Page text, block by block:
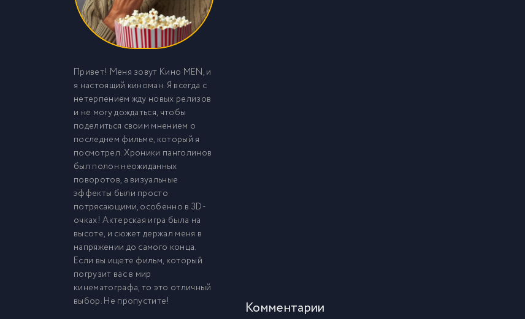
Привет! Меня зовут Кино MEN, и
я настоящий киноман. Я всегда с
нетерпением жду новых релизов
и не могу дождаться, чтобы
поделиться своим мнением о
последнем фильме, который я
посмотрел. Хроники панголинов
был полон неожиданных
поворотов, а визуальные
эффекты были просто
потрясающими, особенно в 3D-
очках! Актерская игра была на
высоте, и сюжет держал меня в
напряжении до самого конца.
Если вы ищете фильм, который
погрузит вас в мир
кинематографа, то это отличный
выбор. Не пропустите!
Комментарии